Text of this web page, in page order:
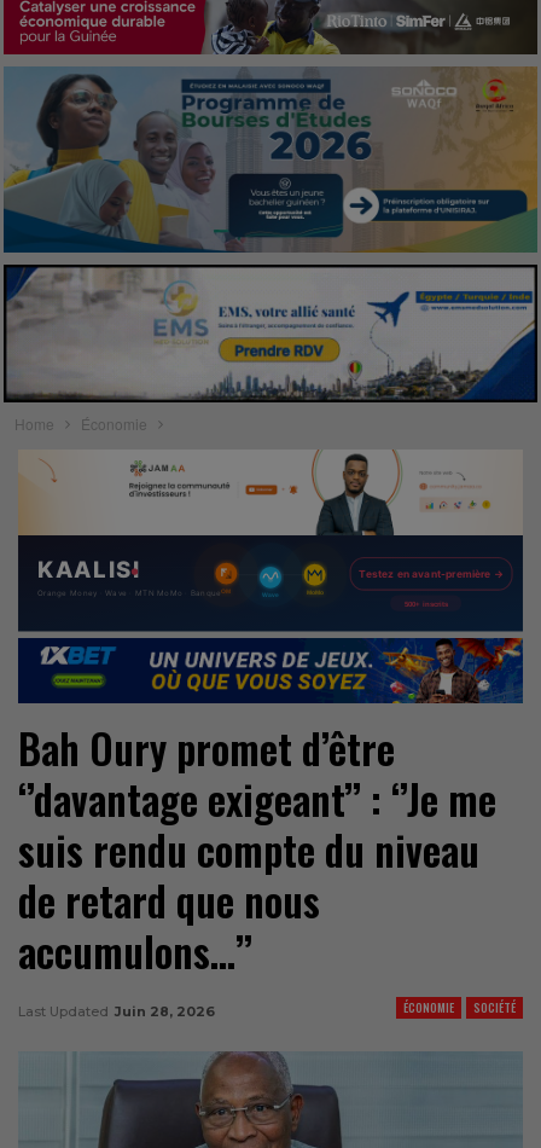
Home Économie
Bah Oury promet d’être
‘’davantage exigeant’’ : ‘’Je me
suis rendu compte du niveau
de retard que nous
accumulons…’’
ÉCONOMIE SOCIÉTÉ
Last Updated Juin 28, 2026